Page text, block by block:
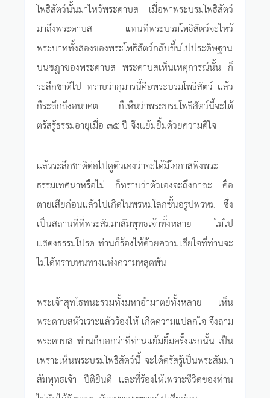
โพธิสัตว์นั้นมาไหว้พระดาบส เมื่อพาพระบรมโพธิสัตว์
มาถึงพระดาบส แทนที่พระบรมโพธิสัตว์จะไหว้
พระบาททั้งสองของพระโพธิสัตว์กลับขึ้นไปประดิษฐาน
บนชฎาของพระดาบส พระดาบสเห็นเหตุการณ์นั้น ก็
ระลึกชาติไป ทราบว่ากุมารนี้คือพระบรมโพธิสัตว์ แล้ว
ก็ระลึกถึงอนาคต ก็เห็นว่าพระบรมโพธิสัตว์นี้จะได้
ตรัสรู้ธรรมอายุเมื่อ ๓๕ ปี จึงแย้มยิ้มด้วยความดีใจ
แล้วระลึกชาติต่อไปดูตัวเองว่าจะได้มีโอกาสฟังพระ
ธรรมเทศนาหรือไม่ ก็ทราบว่าตัวเองจะถึงกาละ คือ
ตายเสียก่อนแล้วไปเกิดในพรหมโลกชั้นอรูปพรหม ซึ่ง
เป็นสถานที่ที่พระสัมมาสัมพุทธเจ้าทั้งหลาย ไม่ไป
แสดงธรรมโปรด ท่านก็ร้องไห้ด้วยความเสียใจที่ท่านจะ
ไม่ได้ทราบหนทางแห่งความหลุดพ้น
พระเจ้าสุทโธทนะรวมทั้งมหาอำมาตย์ทั้งหลาย เห็น
พระดาบสหัวเราะแล้วร้องไห้ เกิดความแปลกใจ จึงถาม
พระดาบส ท่านก็บอกว่าที่ท่านแย้มยิ้มครั้งแรกนั้น เป็น
เพราะเห็นพระบรมโพธิสัตว์นี้ จะได้ตรัสรู้เป็นพระสัมมา
สัมพุทธเจ้า ปีติยินดี และที่ร้องไห้เพราะชีวิตของท่าน